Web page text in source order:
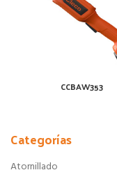
Categorías
Atornillado
CCBAW353